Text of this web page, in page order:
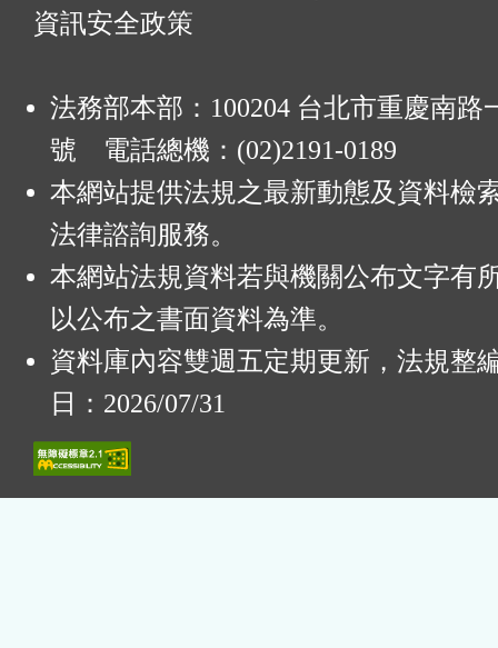
資訊安全政策
法務部本部：100204 台北市重慶南路
號 電話總機：(02)2191-0189
本網站提供法規之最新動態及資料檢
法律諮詢服務。
本網站法規資料若與機關公布文字有
以公布之書面資料為準。
資料庫內容雙週五定期更新，法規整
日：2026/07/31